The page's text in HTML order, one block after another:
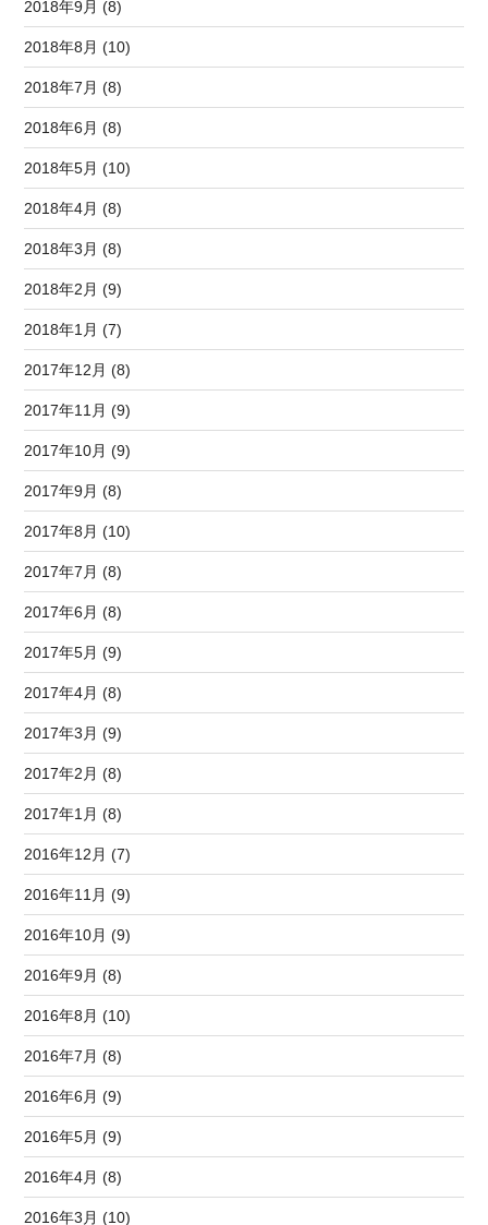
2018年9月 (8)
2018年8月 (10)
2018年7月 (8)
2018年6月 (8)
2018年5月 (10)
2018年4月 (8)
2018年3月 (8)
2018年2月 (9)
2018年1月 (7)
2017年12月 (8)
2017年11月 (9)
2017年10月 (9)
2017年9月 (8)
2017年8月 (10)
2017年7月 (8)
2017年6月 (8)
2017年5月 (9)
2017年4月 (8)
2017年3月 (9)
2017年2月 (8)
2017年1月 (8)
2016年12月 (7)
2016年11月 (9)
2016年10月 (9)
2016年9月 (8)
2016年8月 (10)
2016年7月 (8)
2016年6月 (9)
2016年5月 (9)
2016年4月 (8)
2016年3月 (10)